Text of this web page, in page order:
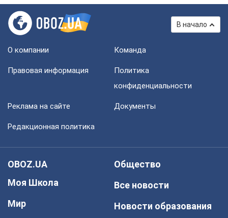
В начало
О компании Команда
Правовая информация
Политика
конфиденциальности
Реклама на сайте Документы
Редакционная политика
OBOZ.UA
Моя Школа
Мир
Общество
Все новости
Новости образования